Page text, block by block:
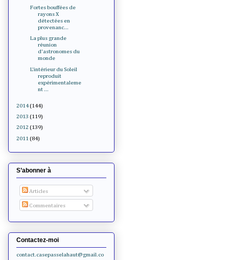
Fortes bouffées de
rayons X
détectées en
provenanc...
La plus grande
réunion
d'astronomes du
monde
L'intérieur du Soleil
reproduit
expérimentaleme
nt ...
2014 (144)
2013 (119)
2012 (139)
2011 (84)
S’abonner à
Articles
Commentaires
Contactez-moi
contact.casepasselahaut@gmail.co